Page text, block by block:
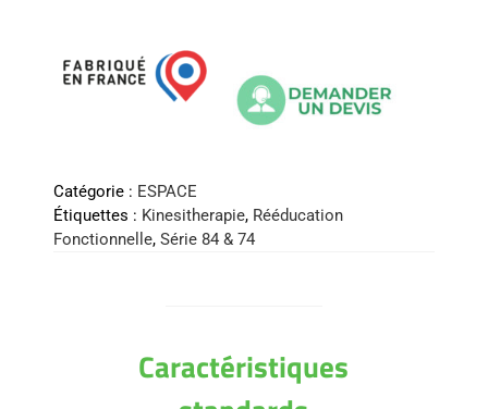
Catégorie : ESPACE
Étiquettes : Kinesitherapie, Rééducation
Fonctionnelle,Série 84 & 74
Caractéristiques